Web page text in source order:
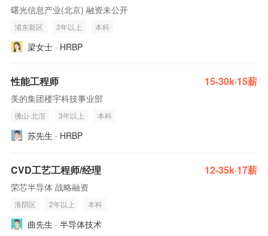
曙光信息产业(北京) 融资未公开
浦东新区 3年以上 本科
梁女士 · HRBP
性能工程师 15-30k·15薪
美的集团楼宇科技事业部
佛山-北滘 3年以上 本科
苏先生 · HRBP
CVD工艺工程师/经理 12-35k·17薪
荣芯半导体 战略融资
淮阴区 2年以上 本科
曲先生 · 半导体技术